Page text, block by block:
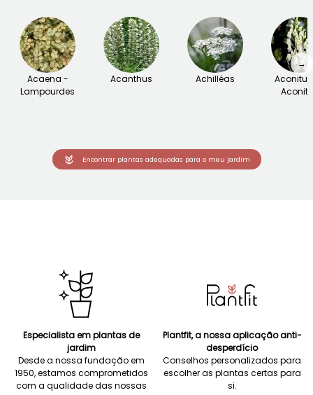
Acaena -
Lampourdes
Acanthus Achilléas
→
Encontrar plantas adequadas para o meu jardim
Especialista em plantas de
jardim
Desde a nossa fundação em
1950, estamos comprometidos
com a qualidade das nossas
Plantfit, a nossa aplicação anti-
desperdício
Conselhos personalizados para
escolher as plantas certas para
si.